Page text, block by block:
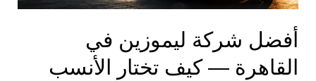
أفضل شركة ليموزين في
القاهرة — كيف تختار الأنسب
الأنسب
لك؟
|
الدولي